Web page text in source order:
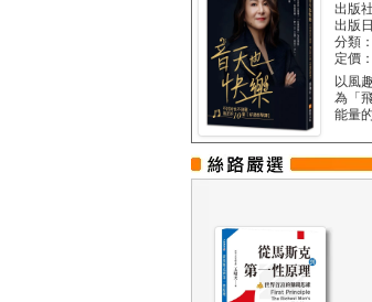
出版
出版
分類
定價
以風
為「
能量